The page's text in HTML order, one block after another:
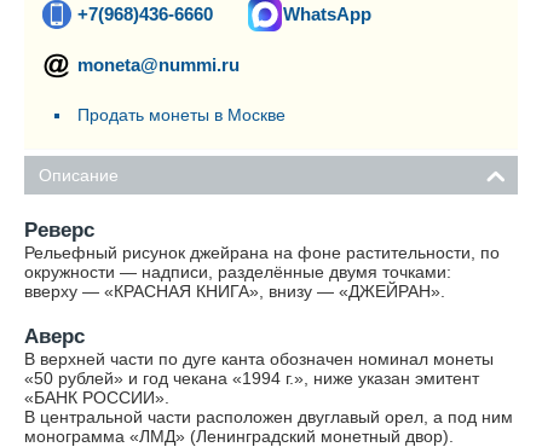
+7(968)436-6660 WhatsApp
moneta@nummi.ru
Продать монеты в Москве
Описание
Реверс
Рельефный рисунок джейрана на фоне растительности, по
окружности — надписи, разделённые двумя точками:
вверху — «КРАСНАЯ КНИГА», внизу — «ДЖЕЙРАН».
Аверс
В верхней части по дуге канта обозначен номинал монеты
«50 рублей» и год чекана «1994 г.», ниже указан эмитент
«БАНК РОССИИ».
В центральной части расположен двуглавый орел, а под ним
монограмма «ЛМД» (Ленинградский монетный двор).